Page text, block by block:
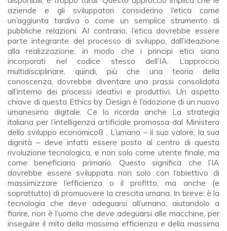
aziende e gli sviluppatori considerino l’etica come
un’aggiunta tardiva o come un semplice strumento di
pubbliche relazioni. Al contrario, l’etica dovrebbe essere
parte integrante del processo di sviluppo, dall’ideazione
alla realizzazione, in modo che i principi etici siano
incorporati nel codice stesso dell’IA. L’approccio
multidisciplinare, quindi, più che una teoria della
conoscenza, dovrebbe diventare una prassi consolidata
all’interno dei processi ideativi e produttivi. Un aspetto
chiave di questa Ethics by Design è l’adozione di un nuovo
umanesimo digitale. Ce lo ricorda anche La strategia
italiana per l’intelligenza artificiale promossa dal Ministero
dello sviluppo economico8 . L’umano – il suo valore, la sua
dignità – deve infatti essere posto al centro di questa
rivoluzione tecnologica, e non solo come utente finale, ma
come beneficiario primario. Questo significa che l’IA
dovrebbe essere sviluppata non solo con l’obiettivo di
massimizzare l’efficienza o il profitto, ma anche (e
soprattutto) di promuovere la crescita umana. In breve: è la
tecnologia che deve adeguarsi all’umano, aiutandolo a
fiorire, non è l’uomo che deve adeguarsi alle macchine, per
inseguire il mito della massima efficienza e della massima